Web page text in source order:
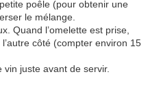
poêle (pour obtenir une
le mélange.
Quand l’omelette est prise,
côté (compter environ 15
vin juste avant de servir.